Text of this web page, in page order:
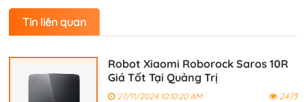
Tin liên quan
Robot Xiaomi Roborock Saros 10R
Giá Tốt Tại Quảng Trị
27/11/2024 10:10:20 AM 2473